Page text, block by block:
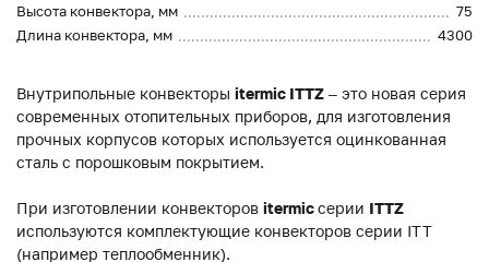
Высота конвектора, мм
75
Длина конвектора, мм
4300
Внутрипольные конвекторы itermic ITTZ – это новая серия
современных отопительных приборов, для изготовления
прочных корпусов которых используется оцинкованная
сталь с порошковым покрытием.
При изготовлении конвекторов itermicсерии ITTZ
используются комплектующие конвекторов серии ITT
(например теплообменник).